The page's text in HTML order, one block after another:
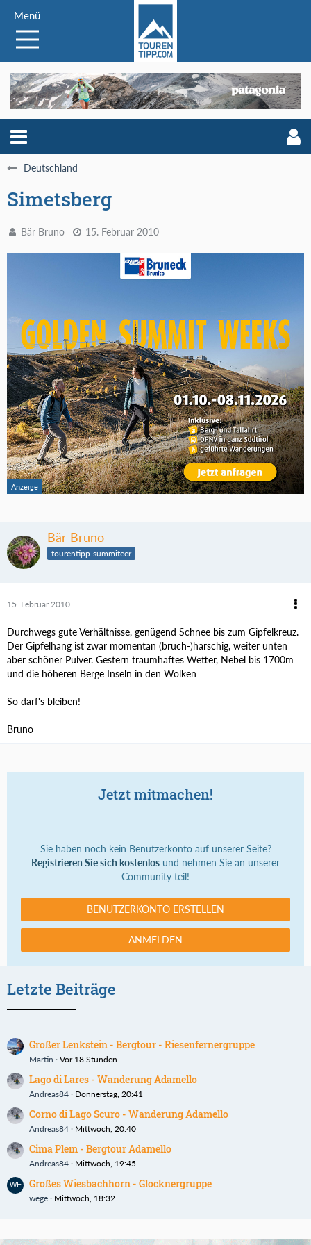
Menü
Deutschland
Simetsberg
Bär Bruno 15. Februar 2010
Bär Bruno
tourentipp-summiteer
15. Februar 2010
Durchwegs gute Verhältnisse, genügend Schnee bis zum Gipfelkreuz.
Der Gipfelhang ist zwar momentan (bruch-)harschig, weiter unten
aber schöner Pulver. Gestern traumhaftes Wetter, Nebel bis 1700m
und die höheren Berge Inseln in den Wolken
So darf's bleiben!
Bruno
Jetzt mitmachen!
Sie haben noch kein Benutzerkonto auf unserer Seite?
Registrieren Sie sich kostenlos und nehmen Sie an unserer
Community teil!
BENUTZERKONTO ERSTELLEN
ANMELDEN
Letzte Beiträge
Großer Lenkstein - Bergtour - Riesenfernergruppe
Martin Vor 18 Stunden
Lago di Lares - Wanderung Adamello
Andreas84 Donnerstag, 20:41
Corno di Lago Scuro - Wanderung Adamello
Andreas84 Mittwoch, 20:40
Cima Plem - Bergtour Adamello
Andreas84 Mittwoch, 19:45
Großes Wiesbachhorn - Glocknergruppe
wege Mittwoch, 18:32